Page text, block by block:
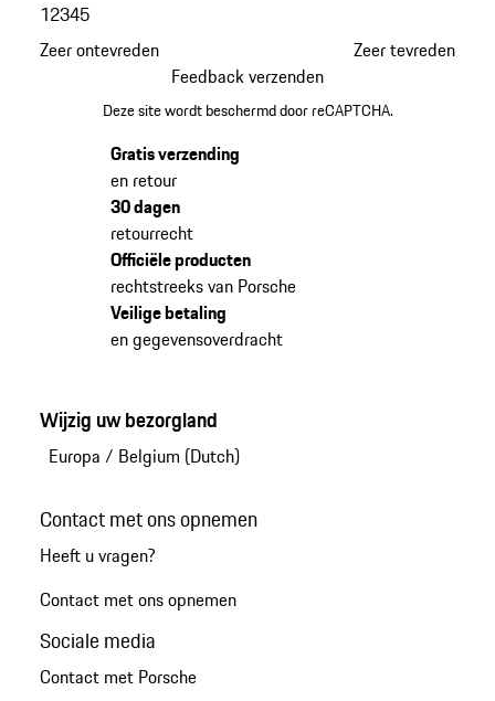
Zeer ontevreden
12345
Zeer tevreden
Feedback verzenden
Deze site wordt beschermd door reCAPTCHA.
Gratis verzending
en retour
30 dagen
retourrecht
Officiële producten
rechtstreeks van Porsche
Veilige betaling
en gegevensoverdracht
Wijzig uw bezorgland
Europa / Belgium (Dutch)
Contact met ons opnemen
Heeft u vragen?
Contact met ons opnemen
Sociale media
Contact met Porsche